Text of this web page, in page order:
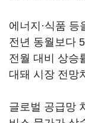
에너지·식품
전년 동월보다
전월 대비 상승
대돼 시장 전망
글로벌 공급망